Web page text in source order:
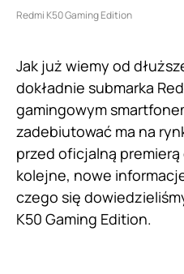
Redmi K50 Gaming Edition
Jak już wiemy od
dokładnie submarka
gamingowym
zadebiutować ma na
przed oficjalną premierą
kolejne, nowe
czego się
K50 Gaming Edition.